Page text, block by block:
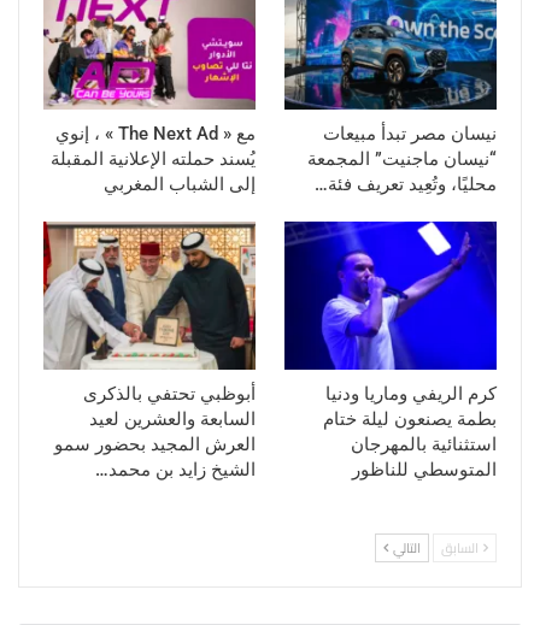
نيسان مصر تبدأ مبيعات
“نيسان ماجنيت” المجمعة
محليًا، وتُعِيد تعريف فئة…
مع « The Next Ad » ، إنوي
يُسند حملته الإعلانية المقبلة
إلى الشباب المغربي
كرم الريفي وماريا ودنيا
بطمة يصنعون ليلة ختام
استثنائية بالمهرجان
المتوسطي للناظور
أبوظبي تحتفي بالذكرى
السابعة والعشرين لعيد
العرش المجيد بحضور سمو
الشيخ زايد بن محمد…
السابق التالي